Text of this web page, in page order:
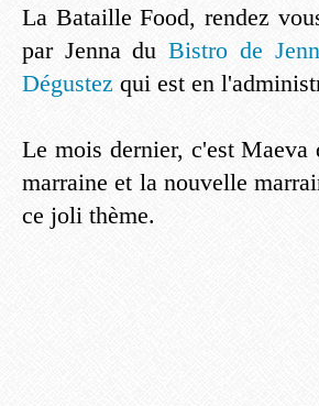
La Bataille Food, rendez
par Jenna duBistro de
Dégustez qui est en
Le mois dernier, c'est
marraine et la nouvelle
ce joli thème.